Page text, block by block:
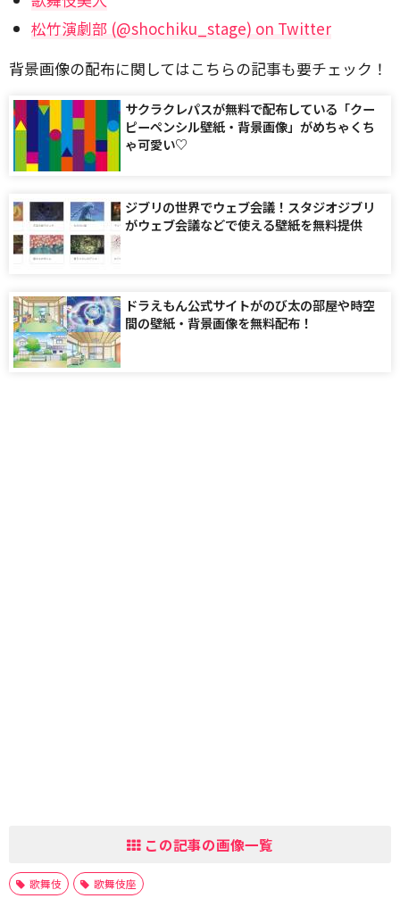
松竹演劇部 (@shochiku_stage) on Twitter
背景画像の配布に関してはこちらの記事も要チェック！
サクラクレパスが無料で配布している「クー
ピーペンシル壁紙・背景画像」がめちゃくち
ゃ可愛い♡
ジブリの世界でウェブ会議！スタジオジブリ
がウェブ会議などで使える壁紙を無料提供
ドラえもん公式サイトがのび太の部屋や時空
間の壁紙・背景画像を無料配布！
この記事の画像一覧
歌舞伎 歌舞伎座